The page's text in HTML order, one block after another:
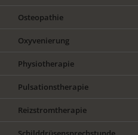
Osteopathie
Oxyvenierung
Physiotherapie
Pulsationstherapie
Reizstromtherapie